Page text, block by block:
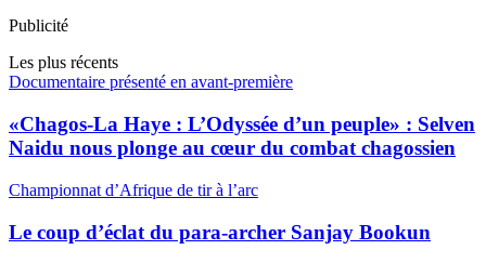
Publicité
Les plus récents
Documentaire présenté en avant-première
«Chagos-La Haye : L’Odyssée d’un peuple» : Selven
Naidu nous plonge au cœur du combat chagossien
Championnat d’Afrique de tir à l’arc
Le coup d’éclat du para-archer Sanjay Bookun